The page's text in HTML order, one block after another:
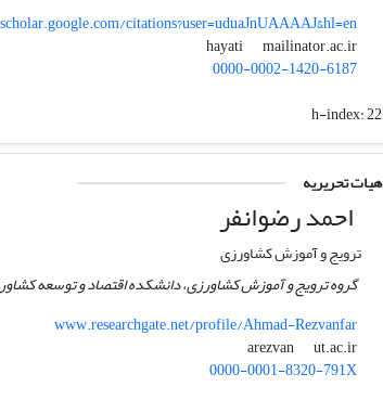
scholar.google.com/citations?user=uduaJnUAAAAJ&hl=en
hayati
mailinator.ac.ir
0000-0002-1420-6187
h-index:22
هیات تحریریه
احمد رضوانفر
ترویج و آموزش کشاورزی
گروه ترویج و آموزش کشاورزی، دانشکده اقتصاد و توسعه
www.researchgate.net/profile/Ahmad-Rezvanfar
arezvan
ut.ac.ir
0000-0001-8320-791X